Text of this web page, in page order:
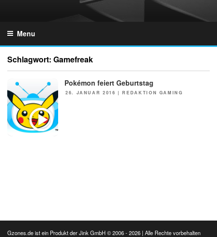
Menu
Schlagwort: Gamefreak
NEWS Pokémon feiert Geburtstag
POSTED
26. JANUAR 2016 |REDAKTION GAMING
Gzones.de ist ein Produkt der Jink GmbH © 2006 - 2026 | Alle Rechte vorbehalten